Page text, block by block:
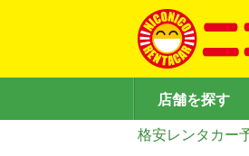
店舗を探す
格安レンタカー